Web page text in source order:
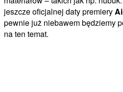
jeszcze oficjalnej daty premiery
pewnie już niebawem będziemy
na ten temat.